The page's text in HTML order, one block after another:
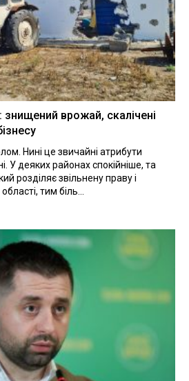
врожай, скалічені
Нині це звичайні атрибути
У деяких районах спокійніше, та
розділяє звільнену праву і
тим біль...